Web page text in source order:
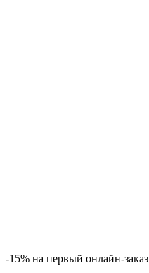
-15% на первый онлайн-заказ